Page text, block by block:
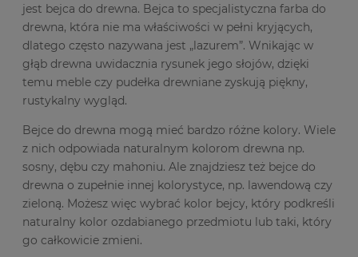
jest bejca do drewna. Bejca to specjalistyczna farba do
drewna, która nie ma właściwości w pełni kryjących,
dlatego często nazywana jest „lazurem”. Wnikając w
głąb drewna uwidacznia rysunek jego słojów, dzięki
temu meble czy pudełka drewniane zyskują piękny,
rustykalny wygląd.
Bejce do drewna mogą mieć bardzo różne kolory. Wiele
z nich odpowiada naturalnym kolorom drewna np.
sosny, dębu czy mahoniu. Ale znajdziesz też bejce do
drewna o zupełnie innej kolorystyce, np. lawendową czy
zieloną. Możesz więc wybrać kolor bejcy, który podkreśli
naturalny kolor ozdabianego przedmiotu lub taki, który
go całkowicie zmieni.